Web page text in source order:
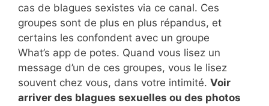
cas de blagues sexistes via ce canal. Ces
groupes sont de plus en plus répandus, et
certains les confondent avec un groupe
What’s app de potes. Quand vous lisez un
message d’un de ces groupes, vous le lisez
souvent chez vous, dans votre intimité. Voir
arriver des blagues sexuelles ou des photos